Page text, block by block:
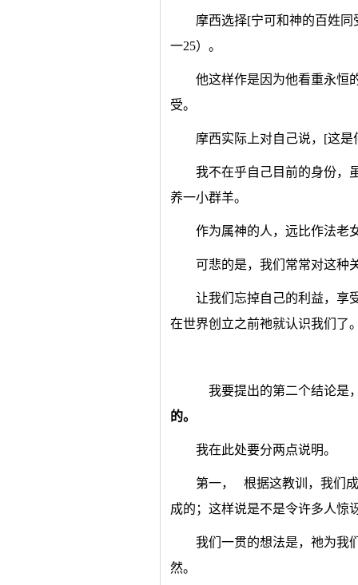
摩西选择[宁可和神的百姓
一25）。
他这样作是因为他看重永恒
受。
摩西实际上对自己说，[这
我不在乎自己目前的身份，
养一小群羊。
作为属神的人，远比作法老
可悲的是，我们常常对这种
让我们忘掉自己的利益，享
在世界创立之前祂就认识我们了
我要提出的第二个结论是
的。
我在此处要分两点说明。
第一， 根据这教训，我们
成的；这样说是不是令许多人惊
我们一贯的想法是，祂为我
然。